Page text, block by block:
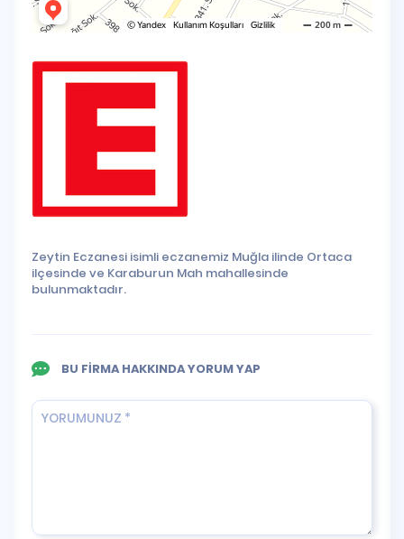
Zeytin Eczanesi isimli eczanemiz Muğla ilinde Ortaca
ilçesinde ve Karaburun Mah mahallesinde
bulunmaktadır.
BU FİRMA HAKKINDA YORUM YAP